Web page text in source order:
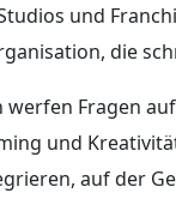
und
die
Fragen
und
auf der